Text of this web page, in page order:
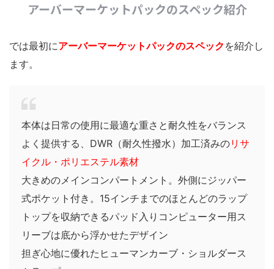
アーバーマーケットパックのスペック紹介
では最初にアーバーマーケットパックのスペック を紹介し
ます。
本体は日常の使用に最適な重さと耐久性をバランス
よく提供する、DWR（耐久性撥水）加工済みのリサ
イクル・ポリエステル素材
大きめのメインコンパートメント。外側にジッパー
式ポケット付き。15インチまでのほとんどのラップ
トップを収納できるパッド入りコンピューター用ス
リーブは底から浮かせたデザイン
担ぎ心地に優れたヒューマンカーブ・ショルダース